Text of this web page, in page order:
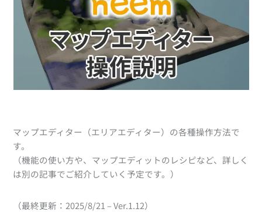
マップエディター（エリアエディター）の各種操作方法で
す。
（機能の使い方や、マップエディットのレシピなど、詳しく
は別の記事でご紹介していく予定です。）
（最終更新：2025/8/21 – Ver.1.12）